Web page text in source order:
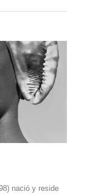
nació y reside